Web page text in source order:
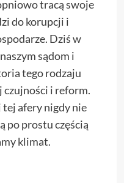
tracą swoje
do korupcji i
Dziś w
sądom i
tego rodzaju
czujności i reform.
tej afery nigdy nie
po prostu częścią
klimat.